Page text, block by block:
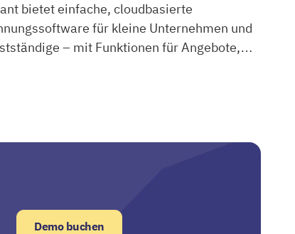
bietet einfache, cloudbasierte
für kleine Unternehmen und
– mit Funktionen für Angebote,
Demo buchen